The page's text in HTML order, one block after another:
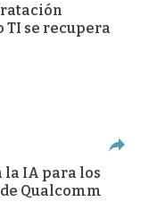
se recupera
IA para los
Qualcomm